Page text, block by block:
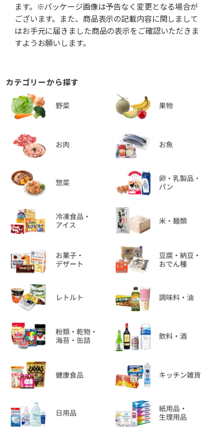
ます。※パッケージ画像は予告なく変更となる場合が
ございます。また、商品表示の記載内容に関しまして
はお手元に届きました商品の表示をご確認いただきま
すようお願いします。
カテゴリーから探す